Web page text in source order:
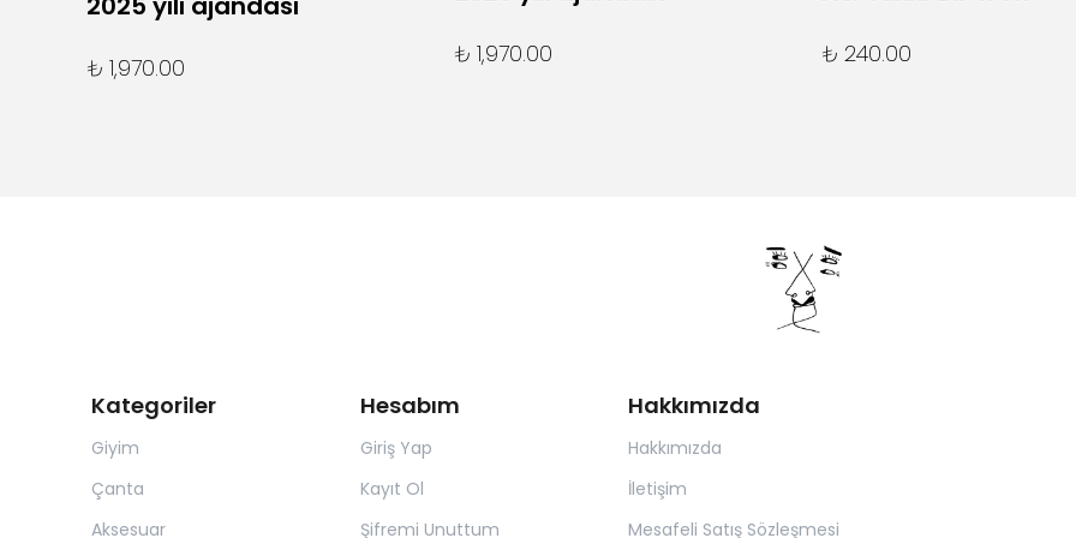
₺ 1,970.00 ₺ 1,970.00 ₺ 240.00
Kategoriler
Giyim
Çanta
Aksesuar
Hesabım
Giriş Yap
Kayıt Ol
Şifremi Unuttum
Hakkımızda
Hakkımızda
İletişim
Mesafeli Satış Sözleşmesi